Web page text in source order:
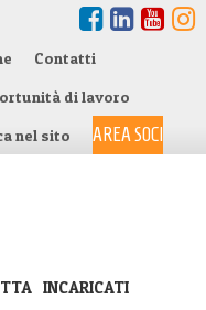
Contatti
di lavoro
nel sito AREA SOCI
INCARICATI